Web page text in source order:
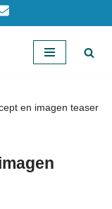
en imagen teaser